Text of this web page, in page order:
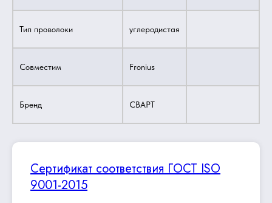
Тип проволоки углеродистая
Совместим Fronius
Бренд СВАРТ
Сертификат соответствия ГОСТ ISO
9001-2015